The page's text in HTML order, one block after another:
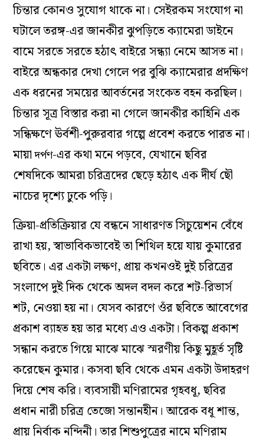
চিন্তার কোনও সুযোগ থাকে না। সেইরকম সংযোগ না
ঘটালেতরঙ্গ-এর জানকীর ঝুপড়িতে ক্যামেরা ডাইনে
বামে সরতে সরতে হঠাৎ বাইরে সন্ধ্যা নেমে আসত না।
বাইরে অন্ধকার দেখা গেলে পর বুঝি ক্যামেরার প্রদক্ষিণ
এক ধরনের সময়ের আবর্তনের সংকেত বহন করছিল।
চিন্তার সূত্র বিস্তার করা না গেলে জানকীর কাহিনি এক
সন্ধিক্ষণে ঊর্বশী-পুরুরবার গল্পে প্রবেশ করতে পারত না।
মায়াদর্পণ-এর কথা মনে পড়বে, যেখানে ছবির
শেষদিকে আমরা চরিত্রদের ছেড়ে হঠাৎ এক দীর্ঘ ছৌ
নাচের দৃশ্যে ঢুকে পড়ি।
ক্রিয়া-প্রতিক্রিয়ার যে বন্ধনে সাধারণত সিচুয়েশন বেঁধে
রাখা হয়, স্বাভাবিকভাবেই তা শিথিল হয়ে যায় কুমারের
ছবিতে। এর একটা লক্ষণ, প্রায় কখনওই দুই চরিত্রের
সংলাপে দুই দিক থেকে অদল বদল করে শট-রিভার্স
শট, নেওয়া হয় না। যেসব কারণে ওঁর ছবিতে আবেগের
প্রকাশ ব্যাহত হয় তার মধ্যে এও একটা। বিকল্প প্রকাশ
সন্ধান করতে গিয়ে মাঝে মাঝে স্মরণীয় কিছু মুহূর্ত সৃষ্টি
করেছেন কুমার।কসবাছবি থেকে এমন একটা উদাহরণ
দিয়ে শেষ করি। ব্যবসায়ী মণিরামের গৃহবধূ, ছবির
প্রধান নারী চরিত্র তেজো সন্তানহীন। আরেক বধূ শান্ত,
প্রায় নির্বাক নন্দিনী। তার শিশুপুত্রের নামে মণিরাম